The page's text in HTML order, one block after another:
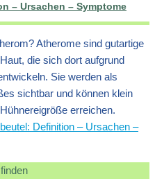
– Ursachen – Symptome
Atherome sind gutartige
die sich dort aufgrund
Sie werden als
sichtbar und können klein
erreichen.
Definition – Ursachen –